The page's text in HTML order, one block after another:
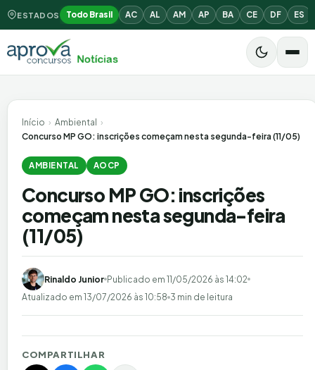
ESTADOS Todo Brasil AC AL AM AP BA CE DF ES
Início › Ambiental
›
Concurso MP GO: inscrições começam nesta segunda-feira (11/05)
AMBIENTAL AOCP
Concurso MP GO: inscrições
começam nesta segunda-feira
(11/05)
Rinaldo Junior Publicado em 11/05/2026 às 14:02
Atualizado em 13/07/2026 às 10:58 3 min de leitura
COMPARTILHAR